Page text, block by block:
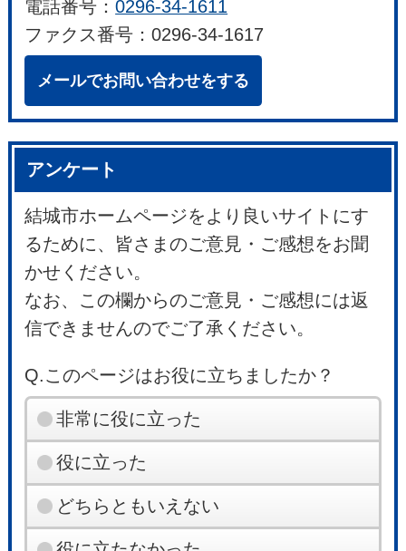
電話番号：0296-34-1611
ファクス番号：0296-34-1617
メールでお問い合わせをする
アンケート
結城市ホームページをより良いサイトにす
るために、皆さまのご意見・ご感想をお聞
かせください。
なお、この欄からのご意見・ご感想には返
信できませんのでご了承ください。
Q.このページはお役に立ちましたか？
非常に役に立った
役に立った
どちらともいえない